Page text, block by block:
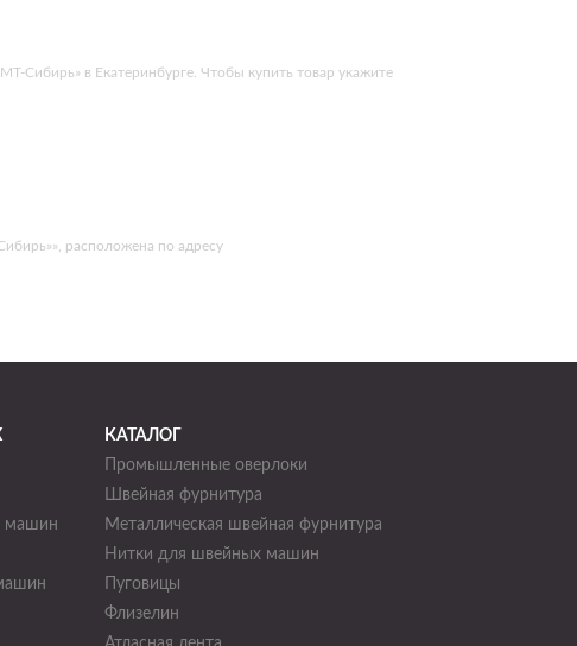
Сибирь» в Екатеринбурге. Чтобы купить товар укажите
расположена по адресу
машин
КАТАЛОГ
Промышленные оверлоки
Швейная фурнитура
Металлическая швейная фурнитура
Нитки для швейных машин
Пуговицы
Флизелин